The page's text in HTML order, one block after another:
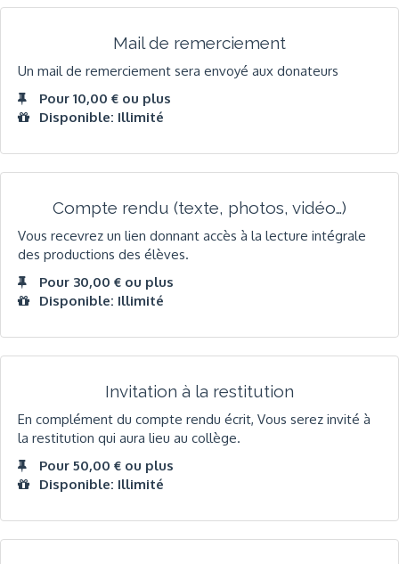
Mail de remerciement
Un mail de remerciement sera envoyé aux donateurs
Pour 10,00 € ou plus
Disponible: Illimité
Compte rendu (texte, photos, vidéo…)
Vous recevrez un lien donnant accès à la lecture intégrale
des productions des élèves.
Pour 30,00 € ou plus
Disponible: Illimité
Invitation à la restitution
En complément du compte rendu écrit, Vous serez invité à
la restitution qui aura lieu au collège.
Pour 50,00 € ou plus
Disponible: Illimité